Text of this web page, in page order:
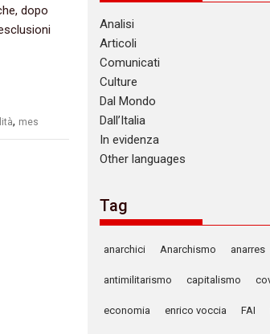
dopo
, mes
Analisi
Articoli
Comunicati
Culture
Dal Mondo
Dall’Italia
In evidenza
Other languages
Tag
anarchici Anarchismo anarres
antimilitarismo capitalismo
economia enrico voccia FAI